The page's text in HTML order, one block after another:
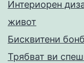
Интериорен
живот
Бисквитени
Трябват ви